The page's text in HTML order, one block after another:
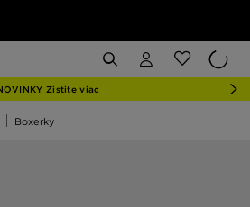
Zistite viac
Boxerky